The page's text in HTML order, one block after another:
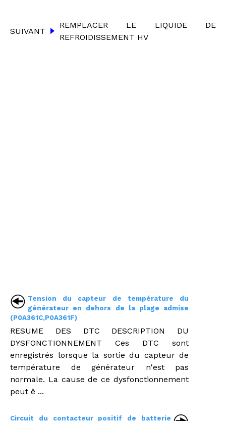
SUIVANT
REMPLACER LE LIQUIDE DE
REFROIDISSEMENT HV
Tension du capteur de température du
générateur en dehors de la plage admise
(P0A361C,P0A361F)
RESUME DES DTC DESCRIPTION DU
DYSFONCTIONNEMENT Ces DTC sont
enregistrés lorsque la sortie du capteur de
température de générateur n'est pas
normale. La cause de ce dysfonctionnement
peut ê ...
Circuit du contacteur positif de batterie